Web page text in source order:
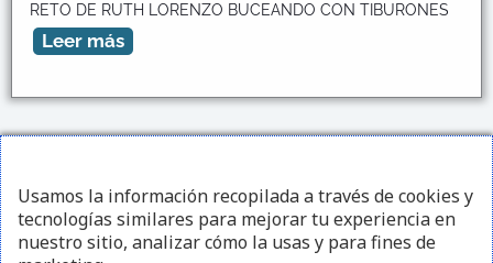
RETO DE RUTH LORENZO BUCEANDO CON TIBURONES
Leer más
¡Sígueme en redes sociales!
I
F
Y
Usamos la información recopilada a través de cookies y
tecnologías similares para mejorar tu experiencia en
nuestro sitio, analizar cómo la usas y para fines de